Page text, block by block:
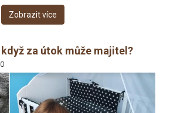
Zobrazit více
za útok může majitel?